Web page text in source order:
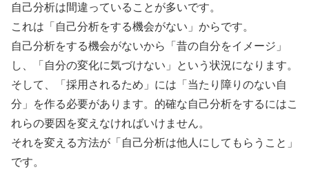
自己分析は間違っていることが多いです。
これは「自己分析をする機会がない」からです。
自己分析をする機会がないから「昔の自分をイメージ」
し、「自分の変化に気づけない」という状況になります。
そして、「採用されるため」には「当たり障りのない自
分」を作る必要があります。的確な自己分析をするにはこ
れらの要因を変えなければいけません。
それを変える方法が「自己分析は他人にしてもらうこと」
です。